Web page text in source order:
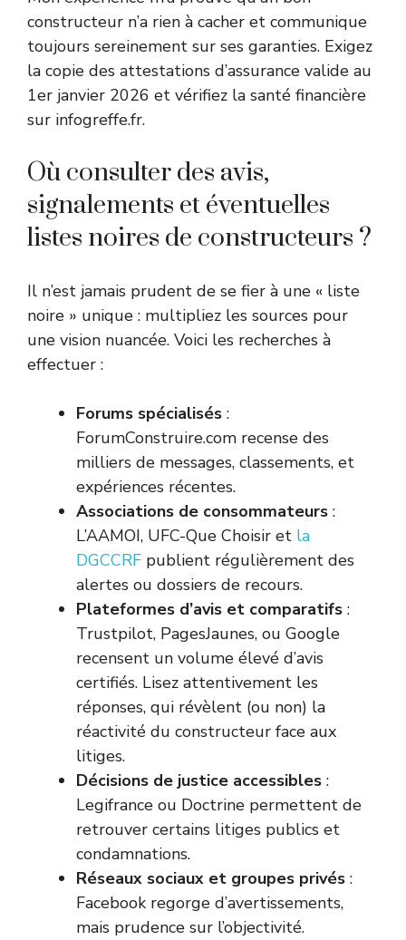
constructeur n’a rien à cacher et communique
toujours sereinement sur ses garanties. Exigez
la copie des attestations d’assurance valide au
1er janvier 2026 et vérifiez la santé financière
sur infogreffe.fr.
Où consulter des avis,
signalements et éventuelles
listes noires de constructeurs ?
Il n’est jamais prudent de se fier à une « liste
noire » unique : multipliez les sources pour
une vision nuancée. Voici les recherches à
effectuer :
Forums spécialisés :
ForumConstruire.com recense des
milliers de messages, classements, et
expériences récentes.
Associations de consommateurs :
L’AAMOI, UFC-Que Choisir et la
DGCCRF publient régulièrement des
alertes ou dossiers de recours.
Plateformes d’avis et comparatifs :
Trustpilot, PagesJaunes, ou Google
recensent un volume élevé d’avis
certifiés. Lisez attentivement les
réponses, qui révèlent (ou non) la
réactivité du constructeur face aux
litiges.
Décisions de justice accessibles :
Legifrance ou Doctrine permettent de
retrouver certains litiges publics et
condamnations.
Réseaux sociaux et groupes privés :
Facebook regorge d’avertissements,
mais prudence sur l’objectivité.